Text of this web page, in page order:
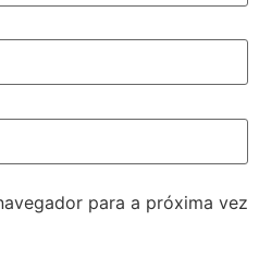
para a próxima vez